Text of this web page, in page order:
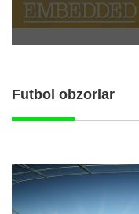
Futbol obzorlar